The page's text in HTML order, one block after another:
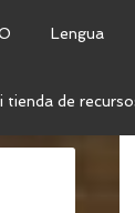
Lengua
tienda de